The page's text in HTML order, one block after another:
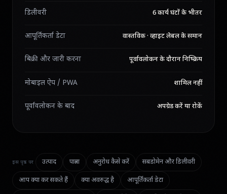
डिलीवरी 6 कार्य घंटों के भीतर
आपूर्तिकर्ता डेटा वास्तविक · व्हाइट लेबल के समान
बिक्री और जारी करना पूर्वावलोकन के दौरान निष्क्रिय
मोबाइल ऐप / PWA शामिल नहीं
पूर्वावलोकन के बाद अपग्रेड करें या रोकें
इस पृष्ठ पर उत्पाद पात्रता अनुरोध कैसे करें सबडोमेन और डिलीवरी
आप क्या कर सकते हैं क्या अवरुद्ध है आपूर्तिकर्ता डेटा